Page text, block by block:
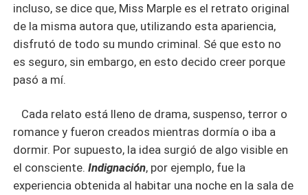
incluso, se dice que, Miss Marple es el retrato original
de la misma autora que, utilizando esta apariencia,
disfrutó de todo su mundo criminal. Sé que esto no
es seguro, sin embargo, en esto decido creer porque
pasó a mí.
Cada relato está lleno de drama, suspenso, terror o
romance y fueron creados mientras dormía o iba a
dormir. Por supuesto, la idea surgió de algo visible en
el consciente. Indignación, por ejemplo, fue la
experiencia obtenida al habitar una noche en la sala de